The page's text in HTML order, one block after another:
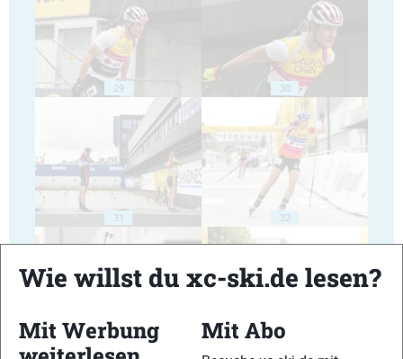
29 30
31 32
Wie willst du xc-ski.de lesen?
Mit Werbung
Mit Abo